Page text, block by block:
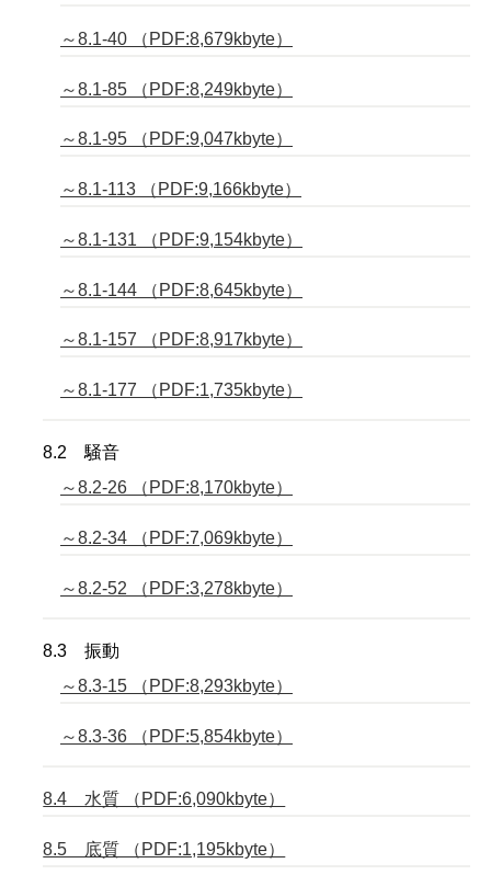
～8.1-40 （PDF:8,679kbyte）
～8.1-85 （PDF:8,249kbyte）
～8.1-95 （PDF:9,047kbyte）
～8.1-113 （PDF:9,166kbyte）
～8.1-131 （PDF:9,154kbyte）
～8.1-144 （PDF:8,645kbyte）
～8.1-157 （PDF:8,917kbyte）
～8.1-177 （PDF:1,735kbyte）
8.2 騒音
～8.2-26 （PDF:8,170kbyte）
～8.2-34 （PDF:7,069kbyte）
～8.2-52 （PDF:3,278kbyte）
8.3 振動
～8.3-15 （PDF:8,293kbyte）
～8.3-36 （PDF:5,854kbyte）
8.4 水質 （PDF:6,090kbyte）
8.5 底質 （PDF:1,195kbyte）